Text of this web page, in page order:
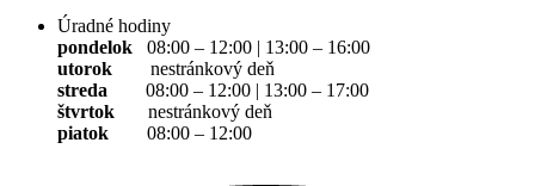
Úradné hodiny
pondelok
08:00 – 12:00 | 13:00 – 16:00
utorok nestránkový deň
streda 08:00 – 12:00 | 13:00 – 17:00
štvrtok nestránkový deň
piatok 08:00 – 12:00